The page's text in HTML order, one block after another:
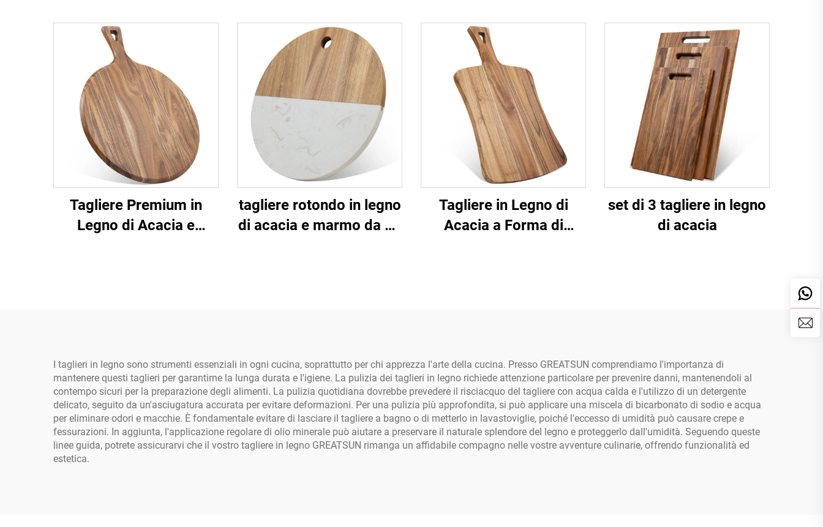
Tagliere Premium in
Legno di Acacia e
tagliere rotondo in legno
di acacia e marmo da 25
Tagliere in Legno di
Acacia a Forma di
set di 3 tagliere in legno
di acacia
I taglieri in legno sono strumenti essenziali in ogni cucina, soprattutto per chi apprezza l'arte della cucina. Presso GREATSUN comprendiamo l'importanza di
mantenere questi taglieri per garantirne la lunga durata e l'igiene. La pulizia dei taglieri in legno richiede attenzione particolare per prevenire danni, mantenendoli al
contempo sicuri per la preparazione degli alimenti. La pulizia quotidiana dovrebbe prevedere il risciacquo del tagliere con acqua calda e l'utilizzo di un detergente
delicato, seguito da un'asciugatura accurata per evitare deformazioni. Per una pulizia più approfondita, si può applicare una miscela di bicarbonato di sodio e acqua
per eliminare odori e macchie. È fondamentale evitare di lasciare il tagliere a bagno o di metterlo in lavastoviglie, poiché l'eccesso di umidità può causare crepe e
fessurazioni. In aggiunta, l'applicazione regolare di olio minerale può aiutare a preservare il naturale splendore del legno e proteggerlo dall'umidità. Seguendo queste
linee guida, potrete assicurarvi che il vostro tagliere in legno GREATSUN rimanga un affidabile compagno nelle vostre avventure culinarie, offrendo funzionalità ed
estetica.